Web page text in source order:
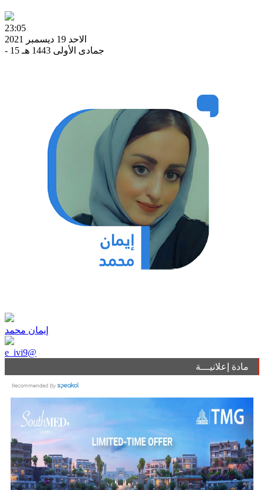
23:05
الاحد 19 ديسمبر 2021
- 15 جمادى الأولى 1443 هـ
إيمان محمد
e_ivi9@
مادة إعلانيـــة